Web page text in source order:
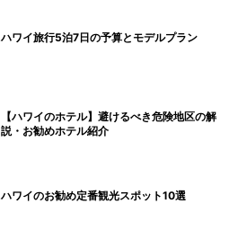
ハワイ旅行5泊7日の予算とモデルプラン
【ハワイのホテル】避けるべき危険地区の解
説・お勧めホテル紹介
ハワイのお勧め定番観光スポット10選